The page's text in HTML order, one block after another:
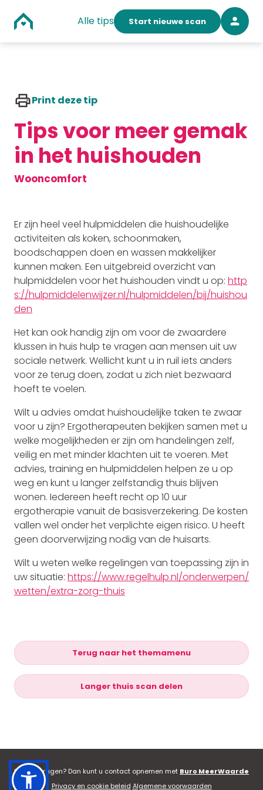
Alle tips Start nieuwe scan
Print deze tip
Tips voor meer gemak
in het huishouden
Wooncomfort
Er zijn heel veel hulpmiddelen die huishoudelijke
activiteiten als koken, schoonmaken,
boodschappen doen en wassen makkelijker
kunnen maken. Een uitgebreid overzicht van
hulpmiddelen voor het huishouden vindt u op: http
s://hulpmiddelenwijzer.nl/hulpmiddelen/bij/huishou
den
Het kan ook handig zijn om voor de zwaardere
klussen in huis hulp te vragen aan mensen uit uw
sociale netwerk. Wellicht kunt u in ruil iets anders
voor ze terug doen, zodat u zich niet bezwaard
hoeft te voelen.
Wilt u advies omdat huishoudelijke taken te zwaar
voor u zijn? Ergotherapeuten bekijken samen met u
welke mogelijkheden er zijn om handelingen zelf,
veilig en met minder klachten uit te voeren. Met
advies, training en hulpmiddelen helpen ze u op
weg en kunt u langer zelfstandig thuis blijven
wonen. Iedereen heeft recht op 10 uur
ergotherapie vanuit de basisverzekering. De kosten
vallen wel onder het verplichte eigen risico. U heeft
geen doorverwijzing nodig van de huisarts.
Wilt u weten welke regelingen van toepassing zijn in
uw situatie: https://www.regelhulp.nl/onderwerpen/
wetten/extra-zorg-thuis
Terug naar het themamenu
Langer thuis scan delen
Heeft u vragen? Dan kunt u contact opnemen met Buro MeerWaarde
Privacy en cookie beleid Algemene voorwaarden